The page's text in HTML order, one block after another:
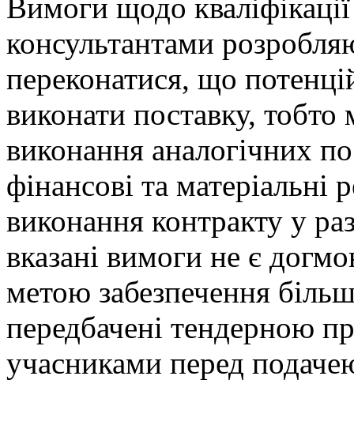
Вимоги щодо
консультантами
переконатися, що
виконати поставку, тобто
виконання аналогічних
фінансові та матеріальні
виконання контракту у
вказані вимоги не є
метою забезпечення
передбачені тендерною
учасниками перед